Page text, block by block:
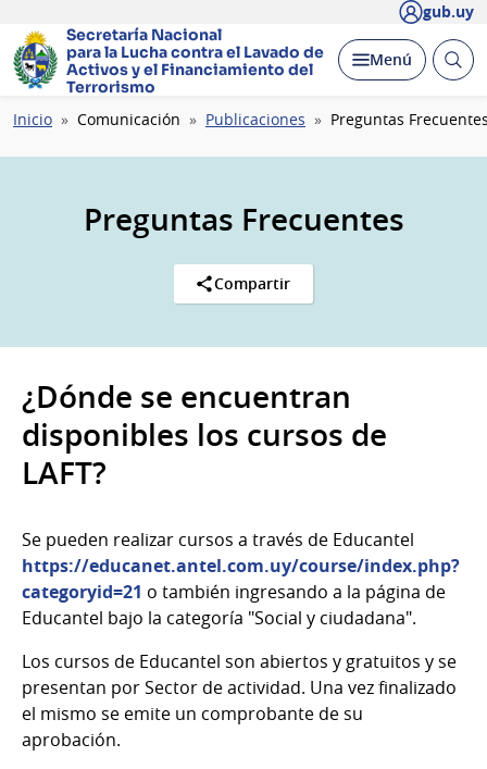
gub.uy
Secretaría Nacional
para la Lucha contra el Lavado de
Activos y el Financiamiento del
Terrorismo
Desplegar
Menú Abrir
Ruta
navegación
Inicio Comunicación Publicaciones Preguntas
Preguntas Frecuentes
Compartir
¿Dónde se encuentran
disponibles los cursos de
LAFT?
Se pueden realizar cursos a través de Educantel
https://educanet.antel.com.uy/course/index.php?
categoryid=21 o también ingresando a la página de
Educantel bajo la categoría "Social y ciudadana".
Los cursos de Educantel son abiertos y gratuitos y se
presentan por Sector de actividad. Una vez finalizado
el mismo se emite un comprobante de su
aprobación.